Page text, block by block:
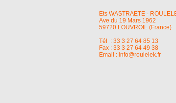
Ets WASTRAETE -
Ave du 19 Mars 1962
59720 LOUVROIL (France)
Tél : 33 3 27 64 85 13
Fax : 33 3 27 64 49 38
Email : info@roulelek.fr